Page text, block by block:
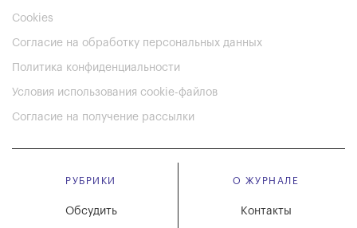
Cookies
Согласие на обработку персональных данных
Политика конфиденциальности
Условия использования cookie-файлов
Согласие на получение рассылки
РУБРИКИ
Обсудить
О ЖУРНАЛЕ
Контакты